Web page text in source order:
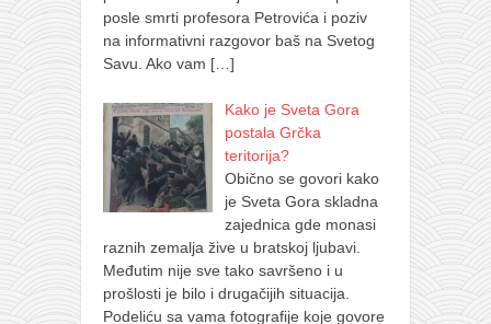
posle smrti profesora Petrovića i poziv
na informativni razgovor baš na Svetog
Savu. Ako vam […]
Kako je Sveta Gora
postala Grčka
teritorija?
Obično se govori kako
je Sveta Gora skladna
zajednica gde monasi
raznih zemalja žive u bratskoj ljubavi.
Međutim nije sve tako savršeno i u
prošlosti je bilo i drugačijih situacija.
Podeliću sa vama fotografije koje govore